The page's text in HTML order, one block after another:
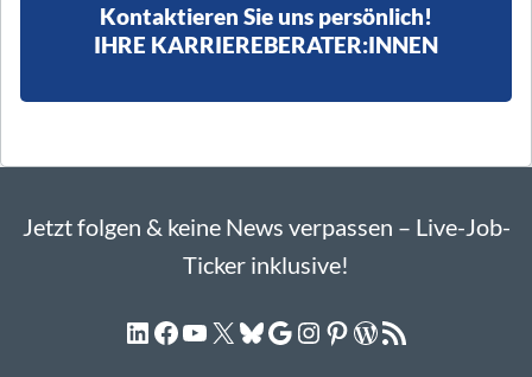
Kontaktieren Sie uns persönlich!
IHRE KARRIEREBERATER:INNEN
Jetzt folgen & keine News verpassen – Live-Job-
Ticker inklusive!